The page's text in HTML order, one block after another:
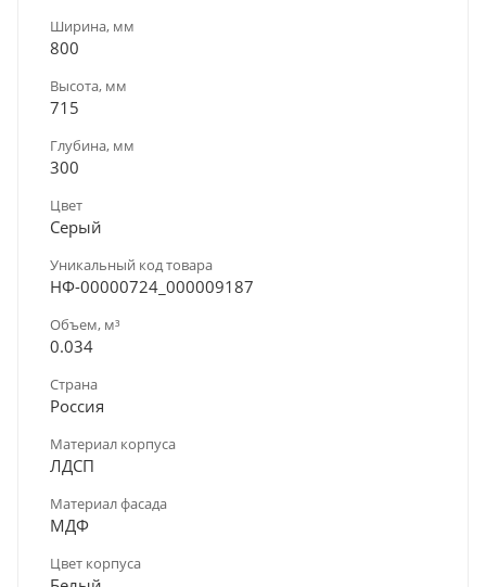
Ширина, мм
800
Высота, мм
715
Глубина, мм
300
Цвет
Серый
Уникальный код товара
НФ-00000724_000009187
Объем, м³
0.034
Страна
Россия
Материал корпуса
ЛДСП
Материал фасада
МДФ
Цвет корпуса